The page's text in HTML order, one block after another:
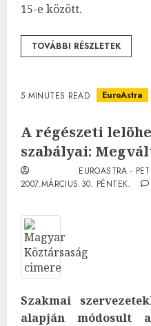
15-e között.
TOVÁBBI RÉSZLETEK
5 MINUTES READ EuroAstra
A régészeti
szabályai:
EUROASTRA -
2007.MÁRCIUS.30. PÉNTEK.
Szakmai
alapján módosult